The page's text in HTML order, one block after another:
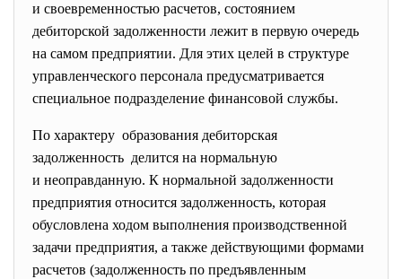
и своевременностью расчетов, состоянием
дебиторской задолженности лежит в первую очередь
на самом предприятии. Для этих целей в структуре
управленческого персонала предусматривается
специальное подразделение финансовой службы.
По характеру образования дебиторская
задолженность делится на нормальную
и неоправданную. К нормальной задолженности
предприятия относится задолженность, которая
обусловлена ходом выполнения производственной
задачи предприятия, а также действующими формами
расчетов (задолженность по предъявленным